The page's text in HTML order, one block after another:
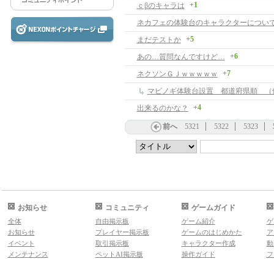
ｃβのキャラは
+1
ネカフェの体験台のキャラクターについ
まだテストか
+5
あの…質問なんですけど… +6
ネクソンＧＪｗｗｗｗｗ +7
マビノギ体験台設置 都道府県順 （
出来るのかな？
+4
前へ 5321 5322 5323
お知らせ
全体
お知らせ
イベント
メンテナンス
コミュニティ
自由掲示板
プレイヤー掲示板
取引掲示板
ペットAI掲示板
ゲームガイド
ゲーム紹介
ゲームのはじめかた
キャラクター作成
操作ガイド